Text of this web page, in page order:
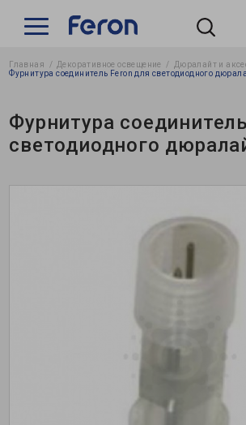
Главная Декоративное освещение
Дюралайт и
Фурнитура соединитель Feron для светодиодного
Фурнитура
светодиодного